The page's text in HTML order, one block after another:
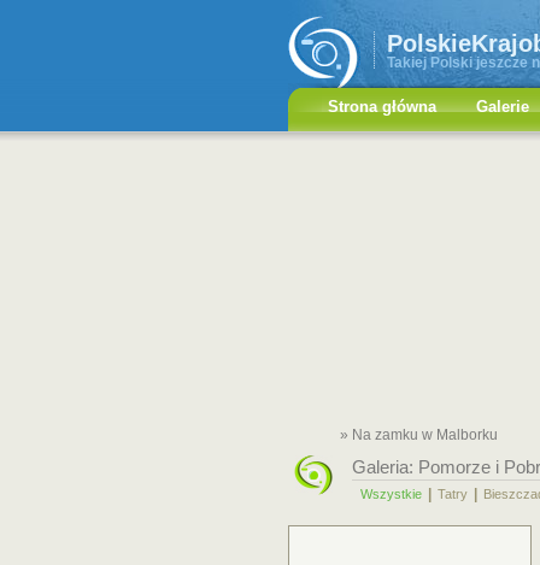
Takiej Polski jeszcze
Strona główna Galerie
» Na zamku w Malborku
Galeria: Pomorze i
Wszystkie Tatry